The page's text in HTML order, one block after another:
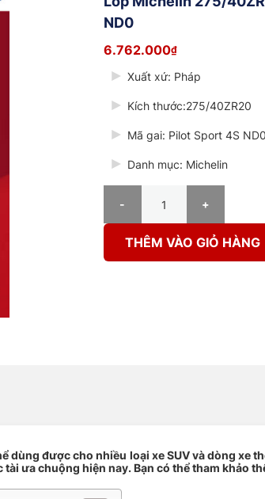
ND0
6.762.000₫
Xuất xứ: Pháp
Kích thước:275/40ZR20
Mã gai: Pilot Sport 4S ND0
Danh mục: Michelin
THÊM VÀO GIỎ HÀNG
dùng được cho nhiều loại xe SUV và dòng xe
ưa chuộng hiện nay. Bạn có thể tham khảo